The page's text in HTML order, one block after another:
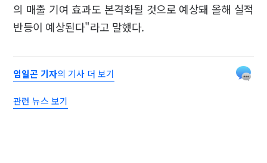
의 매출 기여 효과도 본격화될 것으로 예상돼 올해 실적
반등이 예상된다"라고 말했다.
임일곤 기자의 기사 더 보기
관련 뉴스 보기